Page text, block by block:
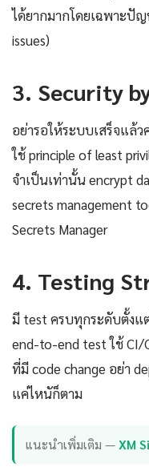
ได้ยากมากโดยเฉพาะปั
issues)
3. Security
อย่ารอให้ระบบเสร็จแล้
ใช้ principle of least
จำเป็นเท่านั้น encrypt
secrets management
Secrets Manager
4. Testing
มี test ครบทุกระดับตั้งแ
end-to-end test ใช้ CI/
ที่มี code change อย่า
แค่ไหนัก็ตาม
แนะนำเพิ่มเติม —XM